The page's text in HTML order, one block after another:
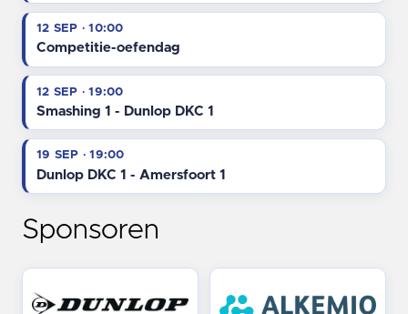
12 SEP · 10:00
Competitie-oefendag
12 SEP · 19:00
Smashing 1 - Dunlop DKC 1
19 SEP · 19:00
Dunlop DKC 1 - Amersfoort 1
Sponsoren